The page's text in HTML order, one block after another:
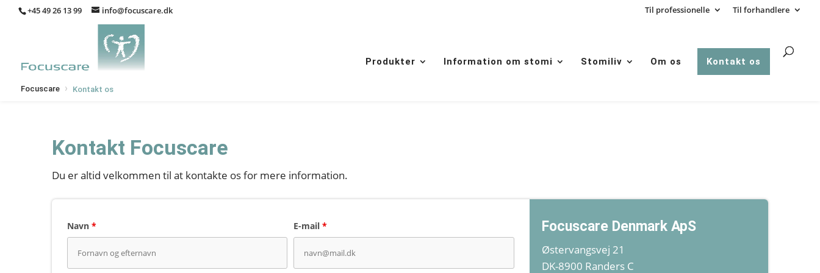
+45 49 26 13 99 info@focuscare.dk Til professionelle Til forhandlere
Produkter Information om stomi Stomiliv Om os Kontakt os
Focuscare › Kontakt os
Kontakt Focuscare
Du er altid velkommen til at kontakte os for mere information.
Navn* E-mail* Focuscare Denmark ApS
Østervangsvej 21
DK-8900 Randers C